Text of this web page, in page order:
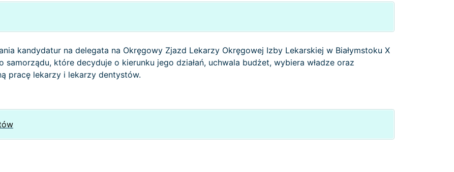
kandydatur na delegata na Okręgowy Zjazd Lekarzy Okręgowej Izby Lekarskiej w Białymstoku X
samorządu, które decyduje o kierunku jego działań, uchwala budżet, wybiera władze oraz
pracę lekarzy i lekarzy dentystów.